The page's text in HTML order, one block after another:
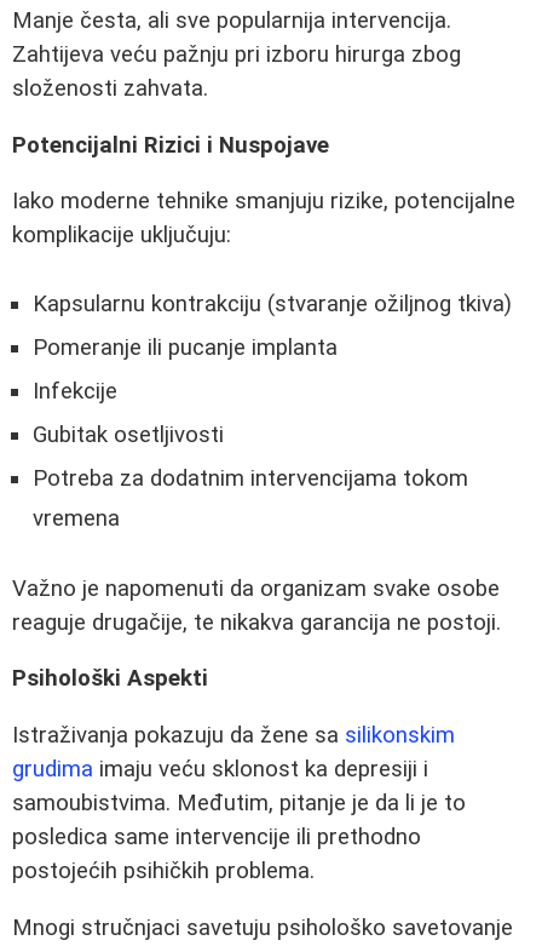
Manje česta, ali sve popularnija intervencija.
Zahtijeva veću pažnju pri izboru hirurga zbog
složenosti zahvata.
Potencijalni Rizici i Nuspojave
Iako moderne tehnike smanjuju rizike, potencijalne
komplikacije uključuju:
Kapsularnu kontrakciju (stvaranje ožiljnog tkiva)
Pomeranje ili pucanje implanta
Infekcije
Gubitak osetljivosti
Potreba za dodatnim intervencijama tokom
vremena
Važno je napomenuti da organizam svake osobe
reaguje drugačije, te nikakva garancija ne postoji.
Psihološki Aspekti
Istraživanja pokazuju da žene sa silikonskim
grudima imaju veću sklonost ka depresiji i
samoubistvima. Međutim, pitanje je da li je to
posledica same intervencije ili prethodno
postojećih psihičkih problema.
Mnogi stručnjaci savetuju psihološko savetovanje